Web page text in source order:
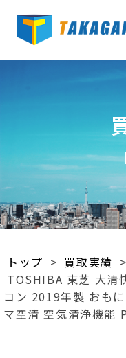
トップ > 買取実績 >
TOSHIBA 東芝 大清
コン 2019年製 おも
マ空清 空気清浄機能